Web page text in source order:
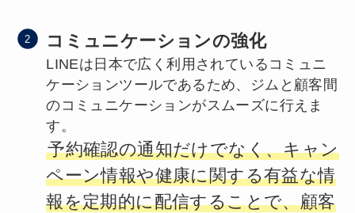
コミュニケーションの強化
LINEは日本で広く利用されているコミュニ
ケーションツールであるため、ジムと顧客間
のコミュニケーションがスムーズに行えま
す。
予約確認の通知だけでなく、キャン
ペーン情報や健康に関する有益な情
報を定期的に配信することで、顧客